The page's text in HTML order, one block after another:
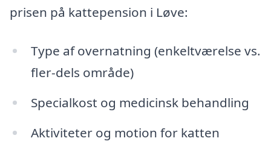
prisen på kattepension i Løve:
Type af overnatning (enkeltværelse vs.
fler-dels område)
Specialkost og medicinsk behandling
Aktiviteter og motion for katten